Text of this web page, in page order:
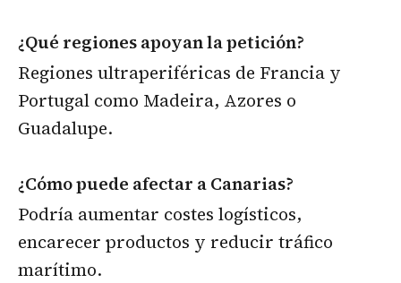
¿Qué regiones apoyan la petición?
Regiones ultraperiféricas de Francia y
Portugal como Madeira, Azores o
Guadalupe.
¿Cómo puede afectar a Canarias?
Podría aumentar costes logísticos,
encarecer productos y reducir tráfico
marítimo.